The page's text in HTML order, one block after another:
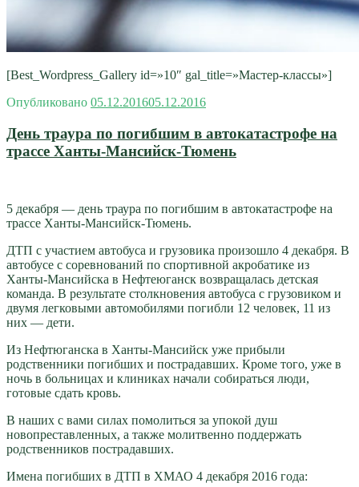
[Best_Wordpress_Gallery id=»10″ gal_title=»Мастер-классы»]
Опубликовано 05.12.201605.12.2016
День траура по погибшим в автокатастрофе на
трассе Ханты-Мансийск-Тюмень
5 декабря — день траура по погибшим в автокатастрофе на
трассе Ханты-Мансийск-Тюмень.
ДТП с участием автобуса и грузовика произошло 4 декабря. В
автобусе с соревнований по спортивной акробатике из
Ханты-Мансийска в Нефтеюганск возвращалась детская
команда. В результате столкновения автобуса с грузовиком и
двумя легковыми автомобилями погибли 12 человек, 11 из
них — дети.
Из Нефтюганска в Ханты-Мансийск уже прибыли
родственники погибших и пострадавших. Кроме того, уже в
ночь в больницах и клиниках начали собираться люди,
готовые сдать кровь.
В наших с вами силах помолиться за упокой душ
новопреставленных, а также молитвенно поддержать
родственников пострадавших.
Имена погибших в ДТП в ХМАО 4 декабря 2016 года: